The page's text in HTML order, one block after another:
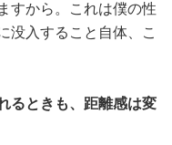
すから。これは僕の性
没入すること自体、こ
ときも、距離感は変